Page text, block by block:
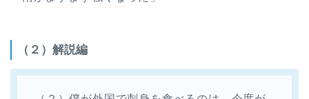
（２）解説編